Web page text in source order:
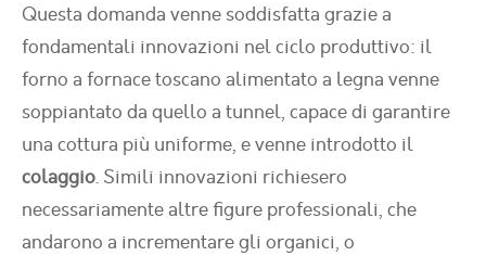
Questa domanda venne soddisfatta grazie a
fondamentali innovazioni nel ciclo produttivo: il
forno a fornace toscano alimentato a legna venne
soppiantato da quello a tunnel, capace di garantire
una cottura più uniforme, e venne introdotto il
colaggio. Simili innovazioni richiesero
necessariamente altre figure professionali, che
andarono a incrementare gli organici, o